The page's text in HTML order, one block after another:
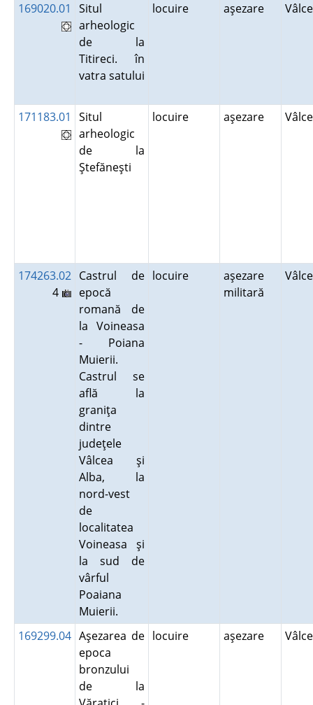
169020.01
Situl
arheologic
de la
Titireci. în
vatra satului
locuire aşezare
171183.01
Situl
arheologic
de la
Ştefăneşti
locuire aşezare
174263.02
4
Castrul de
epocă
romană de
la Voineasa
- Poiana
Muierii.
Castrul se
află la
graniţa
dintre
judeţele
Vâlcea şi
Alba, la
nord-vest
de
localitatea
Voineasa şi
la sud de
vârful
Poaiana
Muierii.
locuire
aşezare
militară
169299.04 Aşezarea de
epoca
bronzului
de la
locuire aşezare